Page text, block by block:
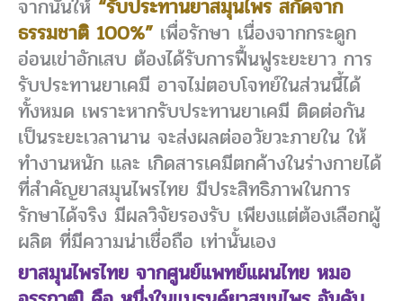
จากนั้นให้ “รับประทานยาสมุนไพร สกัดจาก
ธรรมชาติ 100%” เพื่อรักษา เนื่องจากกระดูก
อ่อนเข่าอักเสบ ต้องได้รับการฟื้นฟูระยะยาว การ
รับประทานยาเคมี อาจไม่ตอบโจทย์ในส่วนนี้ได้
ทั้งหมด เพราะหากรับประทานยาเคมี ติดต่อกัน
เป็นระยะเวลานาน จะส่งผลต่ออวัยวะภายใน ให้
ทำงานหนัก และ เกิดสารเคมีตกค้างในร่างกายได้
ที่สำคัญยาสมุนไพรไทย มีประสิทธิภาพในการ
รักษาได้จริง มีผลวิจัยรองรับ เพียงแต่ต้องเลือกผู้
ผลิต ที่มีความน่าเชื่อถือ เท่านั้นเอง
ยาสมุนไพรไทย จากศูนย์แพทย์แผนไทย หมอ